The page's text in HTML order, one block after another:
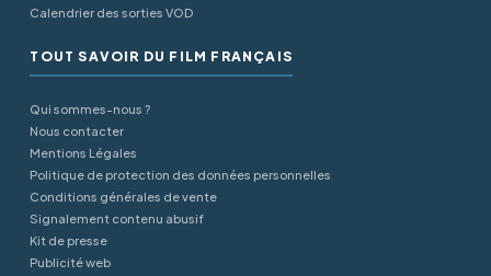
Calendrier des sorties VOD
TOUT SAVOIR DU FILM FRANÇAIS
Qui sommes-nous ?
Nous contacter
Mentions Légales
Politique de protection des données personnelles
Conditions générales de vente
Signalement contenu abusif
Kit de presse
Publicité web